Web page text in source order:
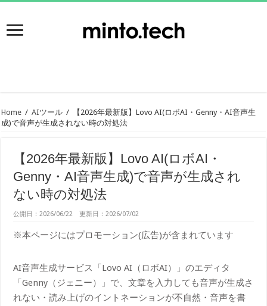
Home / AIツール /
【2026年最新版】Lovo AI(ロボAI・Genny・AI音声生
成)で音声が生成されない時の対処法
【2026年最新版】Lovo AI(ロボAI・
Genny・AI音声生成)で音声が生成され
ない時の対処法
公開日：2026/06/22 更新日：2026/07/02
※本ページにはプロモーション(広告)が含まれています
AI音声生成サービス「Lovo AI（ロボAI）」のエディタ
「Genny（ジェニー）」で、文章を入力しても音声が生成さ
れない・読み上げのイントネーションが不自然・音声を書